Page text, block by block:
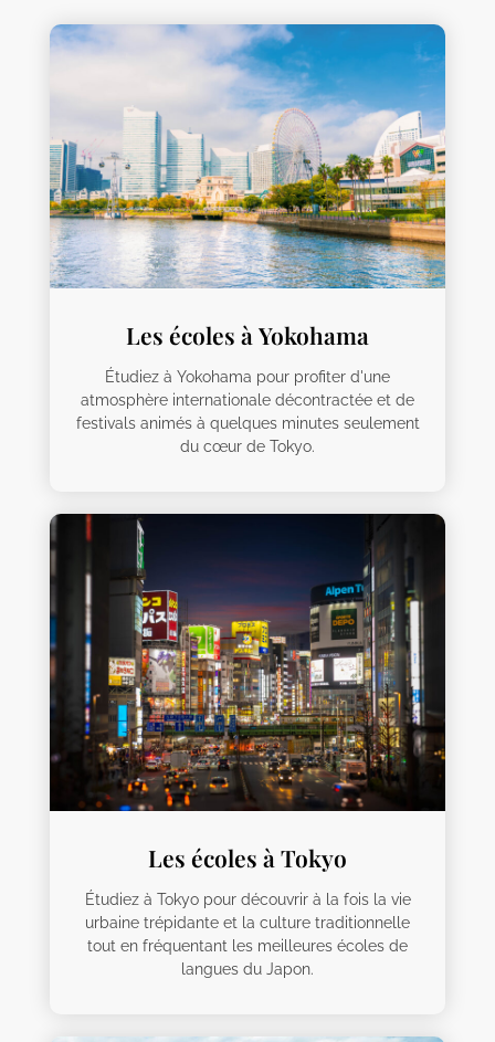
Les écoles à Yokohama
Étudiez à Yokohama pour profiter d'une
atmosphère internationale décontractée et de
festivals animés à quelques minutes seulement
du cœur de Tokyo.
Les écoles à Tokyo
Étudiez à Tokyo pour découvrir à la fois la vie
urbaine trépidante et la culture traditionnelle
tout en fréquentant les meilleures écoles de
langues du Japon.